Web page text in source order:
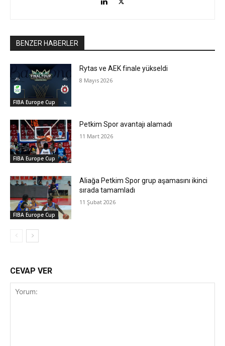
BENZER HABERLER
FIBA Europe Cup
Rytas ve AEK finale yükseldi
8 Mayıs 2026
FIBA Europe Cup
Petkim Spor avantajı alamadı
11 Mart 2026
FIBA Europe Cup
Aliağa Petkim Spor grup aşamasını ikinci
sırada tamamladı
11 Şubat 2026
CEVAP VER